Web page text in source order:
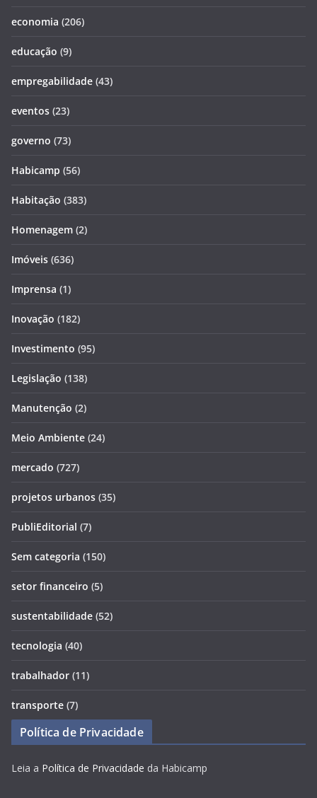
economia (206)
educação (9)
empregabilidade (43)
eventos (23)
governo (73)
Habicamp (56)
Habitação (383)
Homenagem (2)
Imóveis (636)
Imprensa (1)
Inovação (182)
Investimento (95)
Legislação (138)
Manutenção (2)
Meio Ambiente (24)
mercado (727)
projetos urbanos (35)
PubliEditorial (7)
Sem categoria (150)
setor financeiro (5)
sustentabilidade (52)
tecnologia (40)
trabalhador (11)
transporte (7)
Política de Privacidade
Leia a Política de Privacidade da Habicamp